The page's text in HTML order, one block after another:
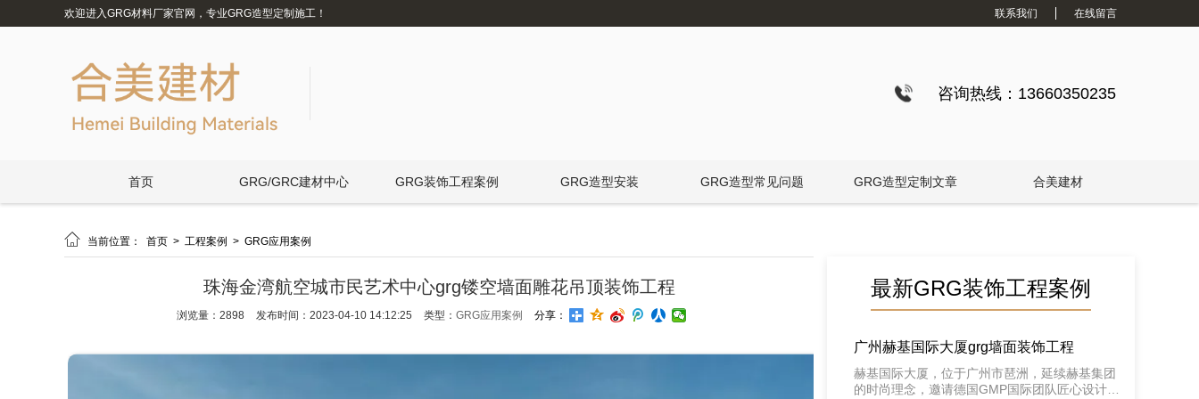
欢迎进入GRG材料厂家官网，专业GRG造型定制施工！ 联系我们 在线留言
咨询热线：13660350235
首页 GRG/GRC建材中心 GRG装饰工程案例 GRG造型安装 GRG造型常见问题 GRG造型定制文章 合美建材
最新GRG装饰工程案例
广州赫基国际大厦grg墙面装饰工程
赫基国际大厦，位于广州市琶洲，延续赫基集团
的时尚理念，邀请德国GMP国际团队匠心设计，
 当前位置： 首页 > 工程案例 > GRG应用案例
珠海金湾航空城市民艺术中心grg镂空墙面雕花吊顶装饰工程
浏览量：2898 发布时间：2023-04-10 14:12:25 类型： GRG应用案例 分享：